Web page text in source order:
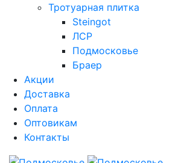
Тротуарная плитка
Steingot
ЛСР
Подмосковье
Браер
Акции
Доставка
Оплата
Оптовикам
Контакты